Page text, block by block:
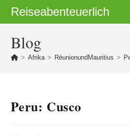
InhaltReiseabenteuerlich
Blog
> Afrika > RéunionundMauritius >
Peru: Cusco